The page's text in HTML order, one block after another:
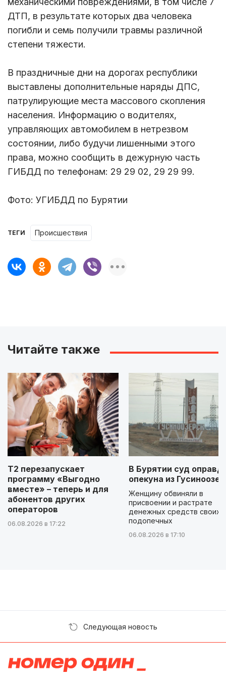
ДТП, в результате которых два человека
погибли и семь получили травмы различной
степени тяжести.
В праздничные дни на дорогах республики
выставлены дополнительные наряды ДПС,
патрулирующие места массового скопления
населения. Информацию о водителях,
управляющих автомобилем в нетрезвом
состоянии, либо будучи лишенными этого
права, можно сообщить в дежурную часть
ГИБДД по телефонам: 29 29 02, 29 29 99.
Фото: УГИБДД по Бурятии
ТЕГИ происшествия
Читайте также
Т2 перезапускает
программу «Выгодно
вместе» – теперь и для
абонентов других
операторов
06.08.2026 в 17:22
В Бурятии суд
опекуна из
Женщину обвиняли в
присвоении и растрате
денежных средств своих
подопечных
06.08.2026 в 17:10
Следующая новость